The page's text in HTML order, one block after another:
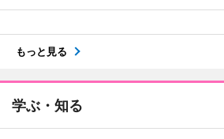
もっと見る
学ぶ・知る